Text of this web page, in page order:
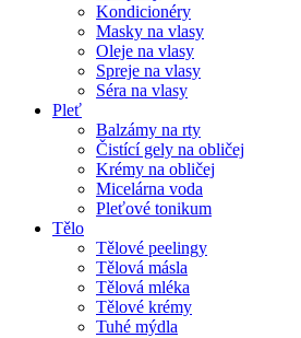
Kondicionéry
Masky na vlasy
Oleje na vlasy
Spreje na vlasy
Séra na vlasy
Pleť
Balzámy na rty
Čistící gely na obličej
Krémy na obličej
Micelárna voda
Pleťové tonikum
Tělo
Tělové peelingy
Tělová másla
Tělová mléka
Tělové krémy
Tuhé mýdla